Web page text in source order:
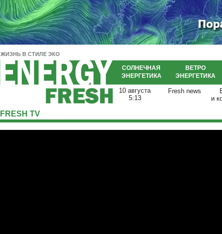
ЖИЗНЬ В СТИЛЕ ЭКО
СОЛНЕЧНАЯ
ЭНЕРГЕТИКА
ВЕТРО
ЭНЕРГЕТИКА
Fresh news
и
10 августа
5:13
FRESH TV